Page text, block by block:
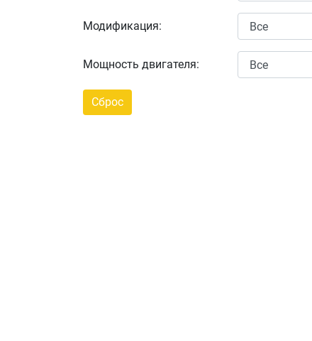
Модификация:
Мощность двигателя: